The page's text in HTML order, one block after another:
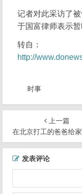
记者对此采访了
于国富律师表示
转自：
http://
时事
上一篇
在北京打工的爸爸给家乡的儿子的一封信。园林门票要涨价，劝你不要
发表评论